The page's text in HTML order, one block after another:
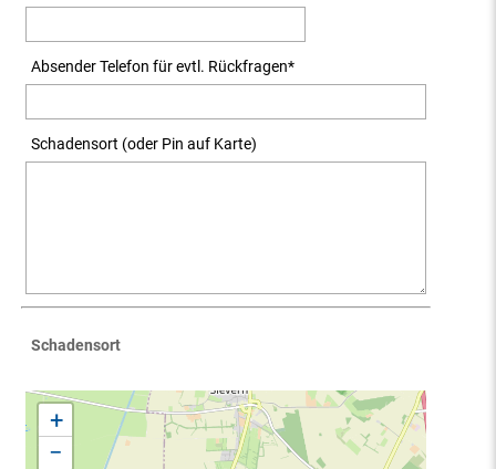
Absender Telefon für evtl. Rückfragen*
Schadensort (oder Pin auf Karte)
Schadensort
+
−